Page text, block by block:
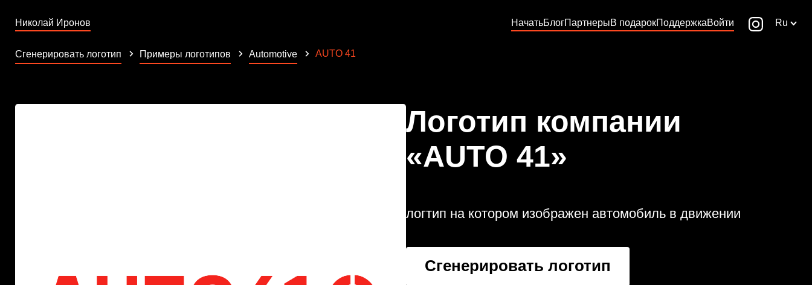
Николай Иронов НачатьБлогПартнерыВ подарокПоддержкаВойти Ru
Сгенерировать логотип Примеры логотипов Automotive AUTO 41
Логотип компании
«AUTO 41»
логтип на котором изображен автомобиль в движении
Сгенерировать логотип